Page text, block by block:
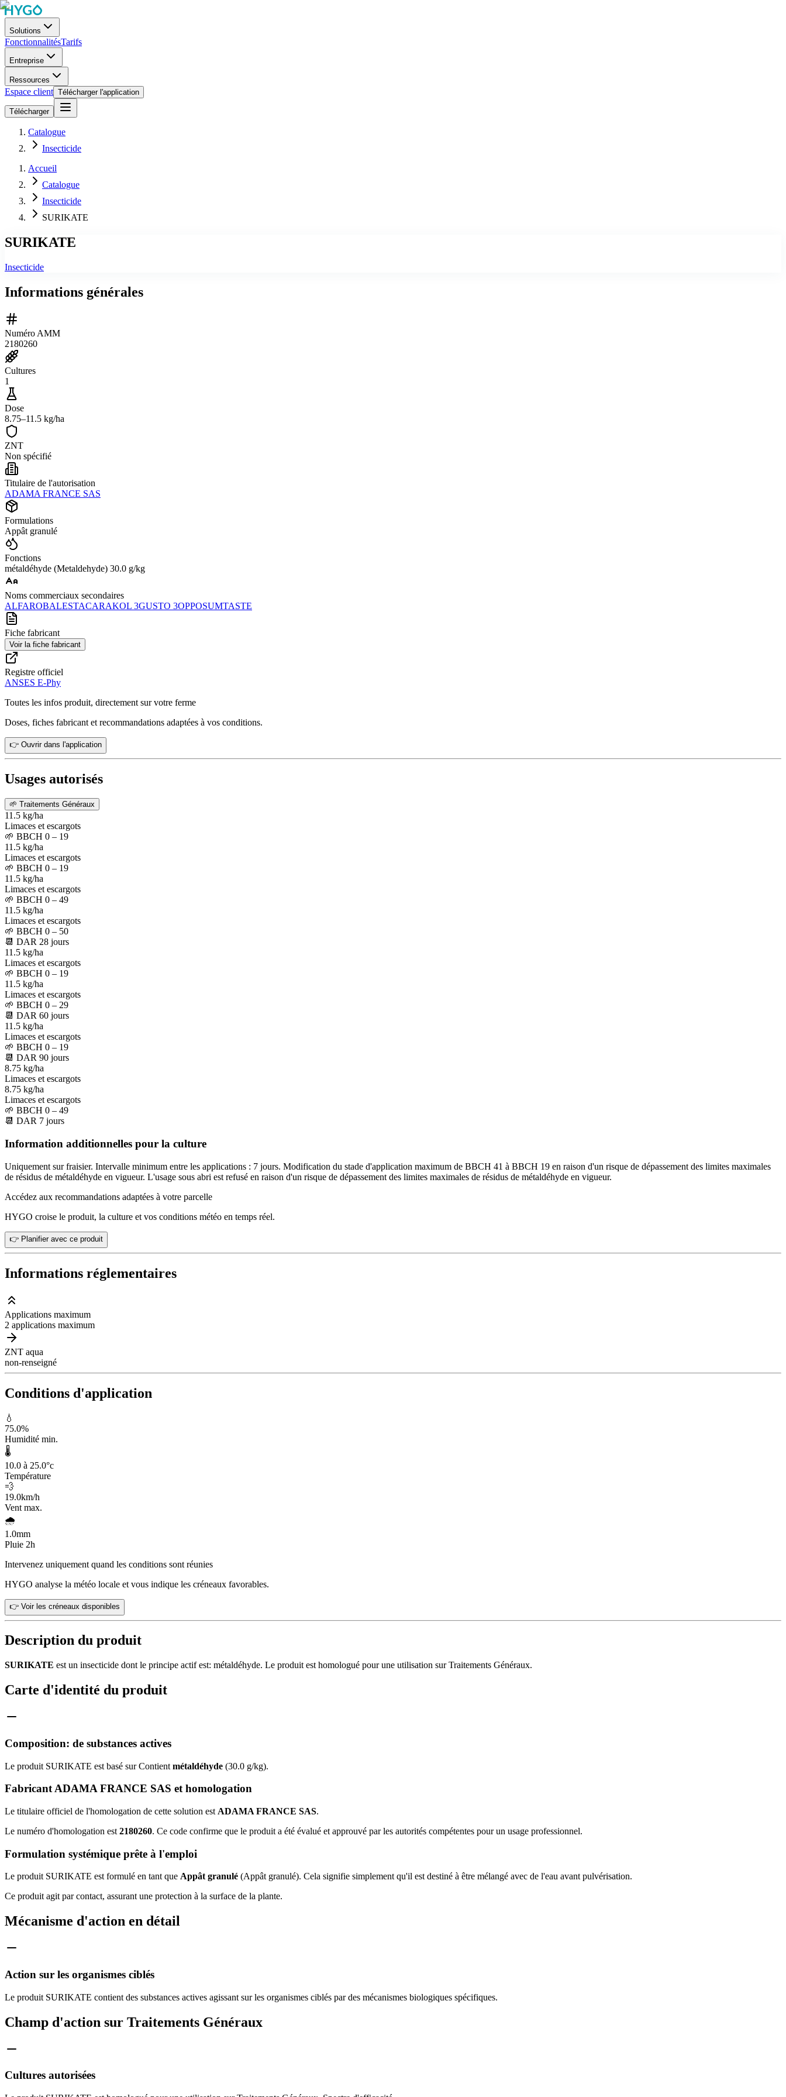
Solutions
FonctionnalitésTarifs
Entreprise
Ressources
Espace client Télécharger l'application
Télécharger
Catalogue
Insecticide
Accueil
Catalogue
Insecticide
SURIKATE
SURIKATE
Insecticide
Informations générales
Numéro AMM
2180260
Cultures
1
Dose
8.75–11.5 kg/ha
ZNT
Non spécifié
Titulaire de l'autorisation
ADAMA FRANCE SAS
Formulations
Appât granulé
Fonctions
métaldéhyde (Metaldehyde) 30.0 g/kg
Noms commerciaux secondaires
ALFAROBALESTACARAKOL 3GUSTO 3OPPOSUMTASTE
Fiche fabricant
Voir la fiche fabricant
Registre officiel
ANSES E-Phy
Toutes les infos produit, directement sur votre ferme
Doses, fiches fabricant et recommandations adaptées à vos conditions.
👉 Ouvrir dans l'application
Usages autorisés
🌱 Traitements Généraux
11.5 kg/ha
Limaces et escargots
🌱 BBCH 0 – 19
11.5 kg/ha
Limaces et escargots
🌱 BBCH 0 – 19
11.5 kg/ha
Limaces et escargots
🌱 BBCH 0 – 49
11.5 kg/ha
Limaces et escargots
🌱 BBCH 0 – 50
📆 DAR 28 jours
11.5 kg/ha
Limaces et escargots
🌱 BBCH 0 – 19
11.5 kg/ha
Limaces et escargots
🌱 BBCH 0 – 29
📆 DAR 60 jours
11.5 kg/ha
Limaces et escargots
🌱 BBCH 0 – 19
📆 DAR 90 jours
8.75 kg/ha
Limaces et escargots
8.75 kg/ha
Limaces et escargots
🌱 BBCH 0 – 49
📆 DAR 7 jours
Information additionnelles pour la culture
Uniquement sur fraisier. Intervalle minimum entre les applications : 7 jours. Modification du stade d'application maximum de BBCH 41 à BBCH 19 en raison d'un risque de dépassement des limites maximales
de résidus de métaldéhyde en vigueur. L'usage sous abri est refusé en raison d'un risque de dépassement des limites maximales de résidus de métaldéhyde en vigueur.
Accédez aux recommandations adaptées à votre parcelle
HYGO croise le produit, la culture et vos conditions météo en temps réel.
👉 Planifier avec ce produit
Informations réglementaires
Applications maximum
2 applications maximum
ZNT aqua
non-renseigné
Conditions d'application
💧
75.0%
Humidité min.
🌡️
10.0 à 25.0°c
Température
💨
19.0km/h
Vent max.
🌧️
1.0mm
Pluie 2h
Intervenez uniquement quand les conditions sont réunies
HYGO analyse la météo locale et vous indique les créneaux favorables.
👉 Voir les créneaux disponibles
Description du produit
SURIKATE est un insecticide dont le principe actif est: métaldéhyde. Le produit est homologué pour une utilisation sur Traitements Généraux.
Carte d'identité du produit
Composition: de substances actives
Le produit SURIKATE est basé sur Contient métaldéhyde (30.0 g/kg).
Fabricant ADAMA FRANCE SAS et homologation
Le titulaire officiel de l'homologation de cette solution est ADAMA FRANCE SAS.
Le numéro d'homologation est 2180260. Ce code confirme que le produit a été évalué et approuvé par les autorités compétentes pour un usage professionnel.
Formulation systémique prête à l'emploi
Le produit SURIKATE est formulé en tant que Appât granulé (Appât granulé). Cela signifie simplement qu'il est destiné à être mélangé avec de l'eau avant pulvérisation.
Ce produit agit par contact, assurant une protection à la surface de la plante.
Mécanisme d'action en détail
Action sur les organismes ciblés
Le produit SURIKATE contient des substances actives agissant sur les organismes ciblés par des mécanismes biologiques spécifiques.
Champ d'action sur Traitements Généraux
Cultures autorisées